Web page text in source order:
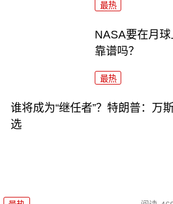
最热
NASA要在月球
靠谱吗？
最热
谁将成为“继任者”？特朗普：万
选